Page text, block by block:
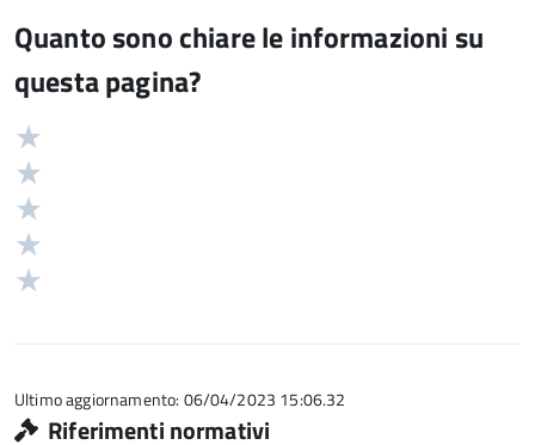
Quanto sono chiare le informazioni su
questa pagina?
Valutazione
5
Ultimo aggiornamento: 06/04/2023 15:06.32
Riferimenti normativi